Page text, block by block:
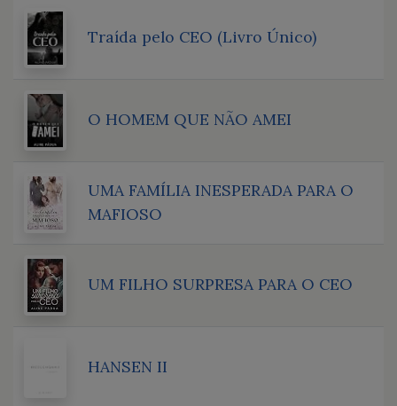
Traída pelo CEO (Livro Único)
O HOMEM QUE NÃO AMEI
UMA FAMÍLIA INESPERADA PARA O
MAFIOSO
UM FILHO SURPRESA PARA O CEO
HANSEN II